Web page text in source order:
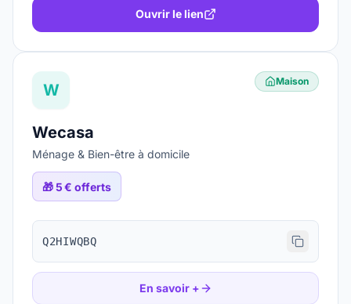
Ouvrir le lien
W Maison
Wecasa
Ménage & Bien-être à domicile
🎁5 € offerts
Q2HIWQBQ
En savoir +